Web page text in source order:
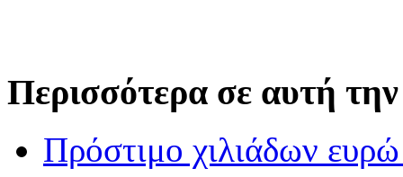
Περισσότερα σε αυτή
Πρόστιμο χιλιάδων